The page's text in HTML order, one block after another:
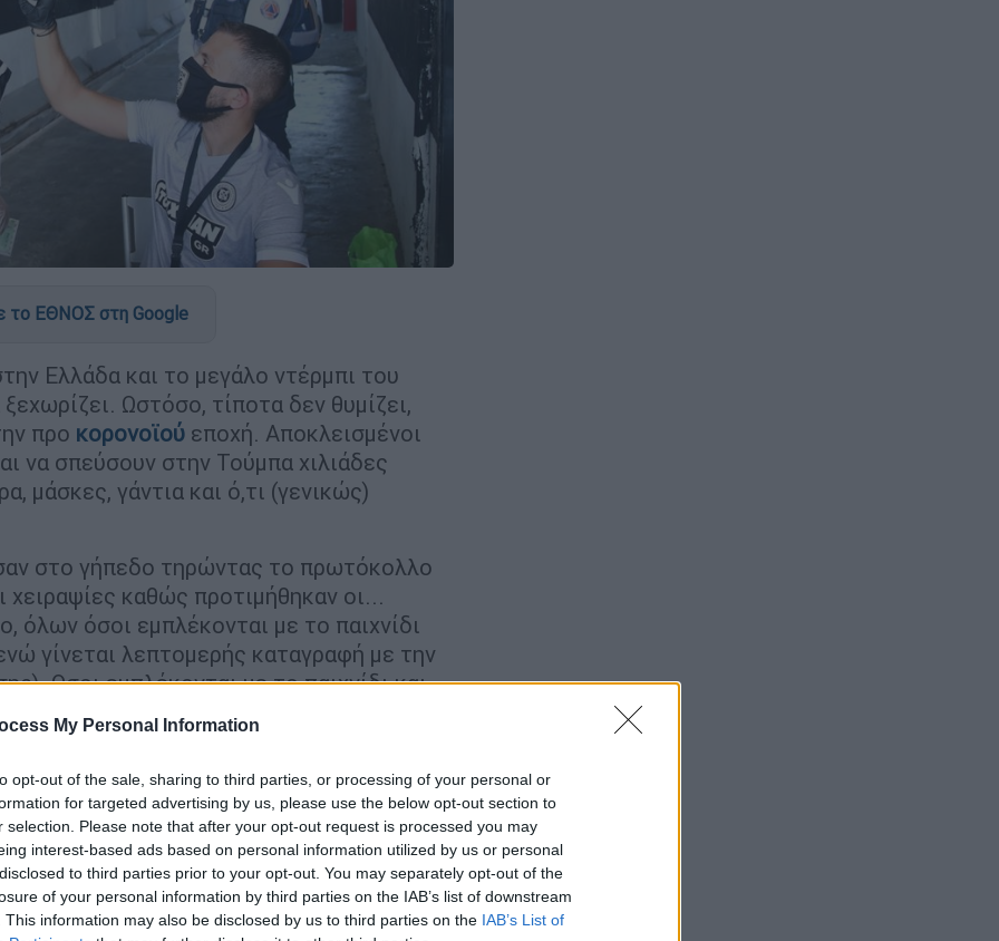
My Personal Information
opt-out of the sale, sharing to third parties, or processing of your personal or
for targeted advertising by us, please use the below opt-out section to
selection. Please note that after your opt-out request is processed you may
interest-based ads based on personal information utilized by us or personal
to third parties prior to your opt-out. You may separately opt-out of the
of your personal information by third parties on the IAB’s list of downstream
This information may also be disclosed by us to third parties on the IAB’s List of
το ΕΘΝΟΣ στη Google
Ελλάδα και το μεγάλο ντέρμπι του
Ωστόσο, τίποτα δεν θυμίζει,
προ κορονοϊού εποχή. Αποκλεισμένοι
να σπεύσουν στην Τούμπα χιλιάδες
μάσκες, γάντια και ό,τι (γενικώς)
στο γήπεδο τηρώντας το πρωτόκολλο
καθώς προτιμήθηκαν οι...
όσοι εμπλέκονται με το παιχνίδι
γίνεται λεπτομερής καταγραφή με την
Οσοι εμπλέκονται με το παιχνίδι και
τα προμηθεύουν οι αρμόδιοι που
μια υπεύθυνη δήλωση
διάστημα προσβλήθηκαν από
νόσησαν.